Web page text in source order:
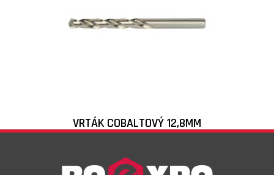
VRTÁK COBALTOVÝ 12,8MM
Skladové číslo:
Objednávkový kód: